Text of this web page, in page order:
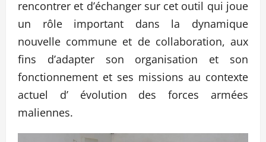
rencontrer et d’échanger sur cet outil qui joue
un rôle important dans la dynamique
nouvelle commune et de collaboration, aux
fins d’adapter son organisation et son
fonctionnement et ses missions au contexte
actuel d’ évolution des forces armées
maliennes.